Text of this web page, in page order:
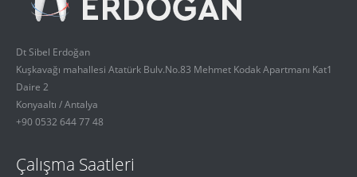
Dt Sibel Erdoğan
Kuşkavağı mahallesi Atatürk Bulv.No.83 Mehmet Kodak Apartmanı Kat1
Daire 2
Konyaaltı / Antalya
+90 0532 644 77 48
Çalışma Saatleri